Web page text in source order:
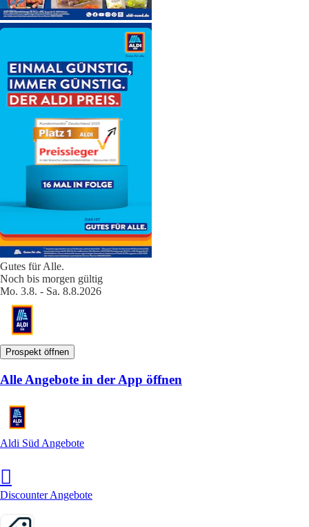
Gutes für Alle.
Noch bis morgen gültig
Mo. 3.8. - Sa. 8.8.2026
Prospekt öffnen
Alle Angebote in der App öffnen
Aldi Süd Angebote
Discounter Angebote